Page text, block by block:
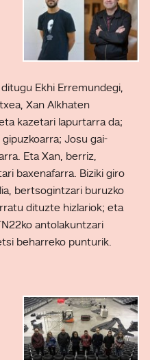
Ekhi Erremundegi,
Xan Alkhaten
kazetari lapurtarra da;
Josu gai-
Eta Xan, berriz,
baxenafarra. Biziki giro
bertsogintzari buruzko
dituzte hizlariok; eta
antolakuntzari
beharreko punturik.